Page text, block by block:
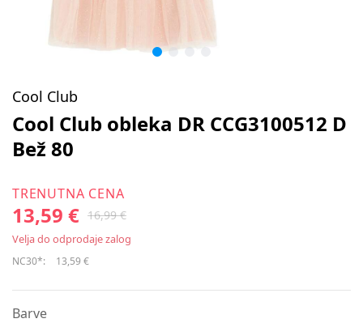
Cool Club
Cool Club obleka DR CCG3100512 D
Bež 80
TRENUTNA CENA
13,59 € 16,99 €
Velja do odprodaje zalog
NC30*: 13,59 €
Barve